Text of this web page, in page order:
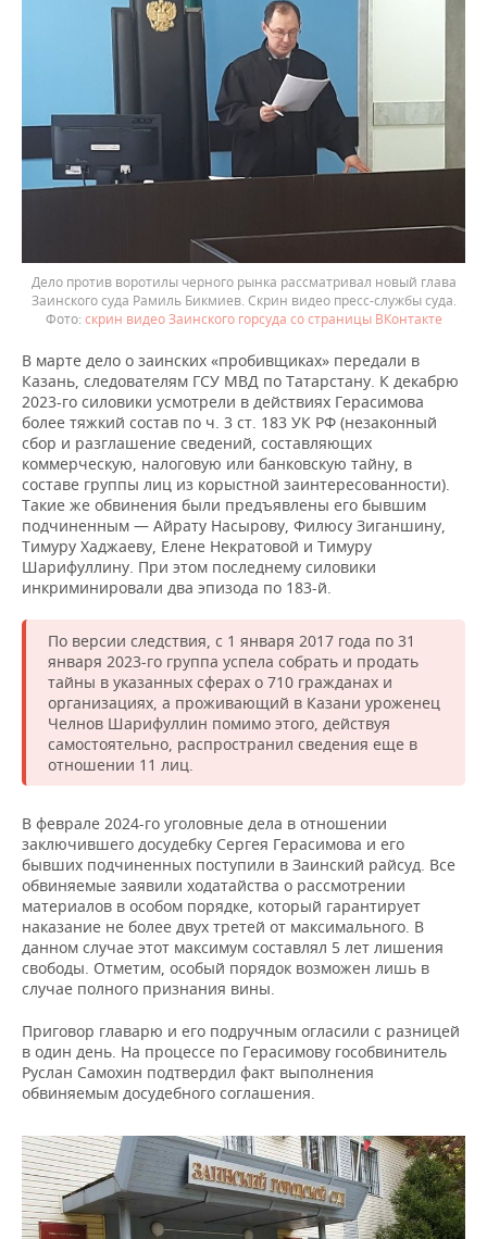
Дело против воротилы черного рынка рассматривал новый глава
Заинского суда Рамиль Бикмиев. Скрин видео пресс-службы суда.
скрин видео Заинского горсуда со страницы ВКонтакте
В марте дело о заинских «пробивщиках» передали в
Казань, следователям ГСУ МВД по Татарстану. К декабрю
2023-го силовики усмотрели в действиях Герасимова
более тяжкий состав по ч. 3 ст. 183 УК РФ (незаконный
сбор и разглашение сведений, составляющих
коммерческую, налоговую или банковскую тайну, в
составе группы лиц из корыстной заинтересованности).
Такие же обвинения были предъявлены его бывшим
подчиненным — Айрату Насырову, Филюсу Зиганшину,
Тимуру Хаджаеву, Елене Некратовой и Тимуру
Шарифуллину. При этом последнему силовики
инкриминировали два эпизода по 183-й.
По версии следствия, с 1 января 2017 года по 31
января 2023-го группа успела собрать и продать
тайны в указанных сферах о 710 гражданах и
организациях, а проживающий в Казани уроженец
Челнов Шарифуллин помимо этого, действуя
самостоятельно, распространил сведения еще в
отношении 11 лиц.
В феврале 2024-го уголовные дела в отношении
заключившего досудебку Сергея Герасимова и его
бывших подчиненных поступили в Заинский райсуд. Все
обвиняемые заявили ходатайства о рассмотрении
материалов в особом порядке, который гарантирует
наказание не более двух третей от максимального. В
данном случае этот максимум составлял 5 лет лишения
свободы. Отметим, особый порядок возможен лишь в
случае полного признания вины.
Приговор главарю и его подручным огласили с разницей
в один день. На процессе по Герасимову гособвинитель
Руслан Самохин подтвердил факт выполнения
обвиняемым досудебного соглашения.